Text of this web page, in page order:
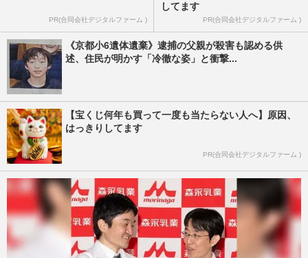
PR(合同会社デジタルファーム )
してます
PR(合同会社デジタルファーム )
《京都小6遺体遺棄》逮捕の父親が殺害も認める供
述、住民が明かす「冷徹な姿」と衝撃...
【宝くじ何年も買って一度も当たらない人へ】原因、
はっきりしてます
PR(合同会社デジタルファーム )